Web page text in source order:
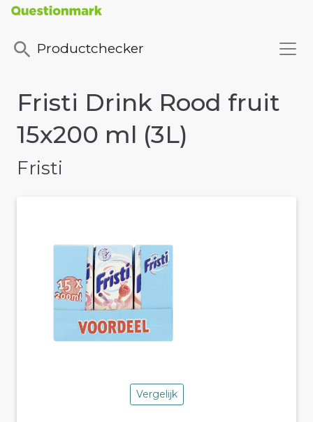
Productchecker
Fristi Drink Rood fruit
15x200 ml (3L)
Fristi
Vergelijk